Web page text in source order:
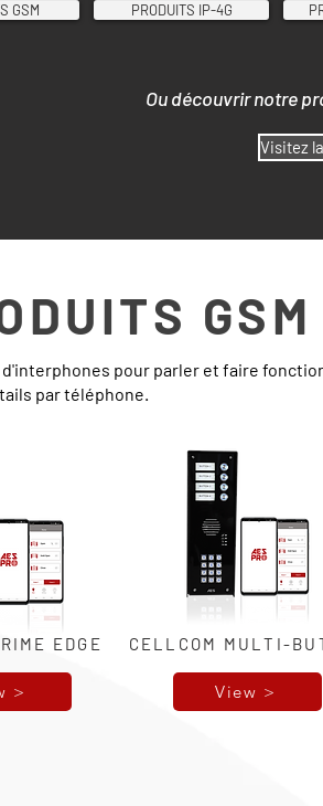
GSM PRODUITS IP-4G
Ou découvrir notre
Visitez
GSM
d'interphones pour parler et faire
s par téléphone.
EDGE
>
CELLCOM MULTI-
View >